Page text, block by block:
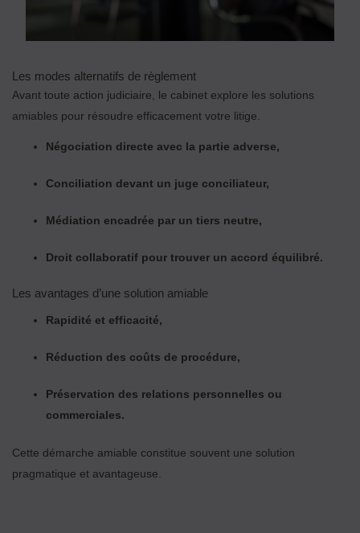
Les modes alternatifs de règlement
Avant toute action judiciaire, le cabinet explore les solutions
amiables pour résoudre efficacement votre litige.
Négociation directe avec la partie adverse,
Conciliation devant un juge conciliateur,
Médiation encadrée par un tiers neutre,
Droit collaboratif pour trouver un accord équilibré.
Les avantages d’une solution amiable
Rapidité et efficacité,
Réduction des coûts de procédure,
Préservation des relations personnelles ou
commerciales.
Cette démarche amiable constitue souvent une solution
pragmatique et avantageuse.